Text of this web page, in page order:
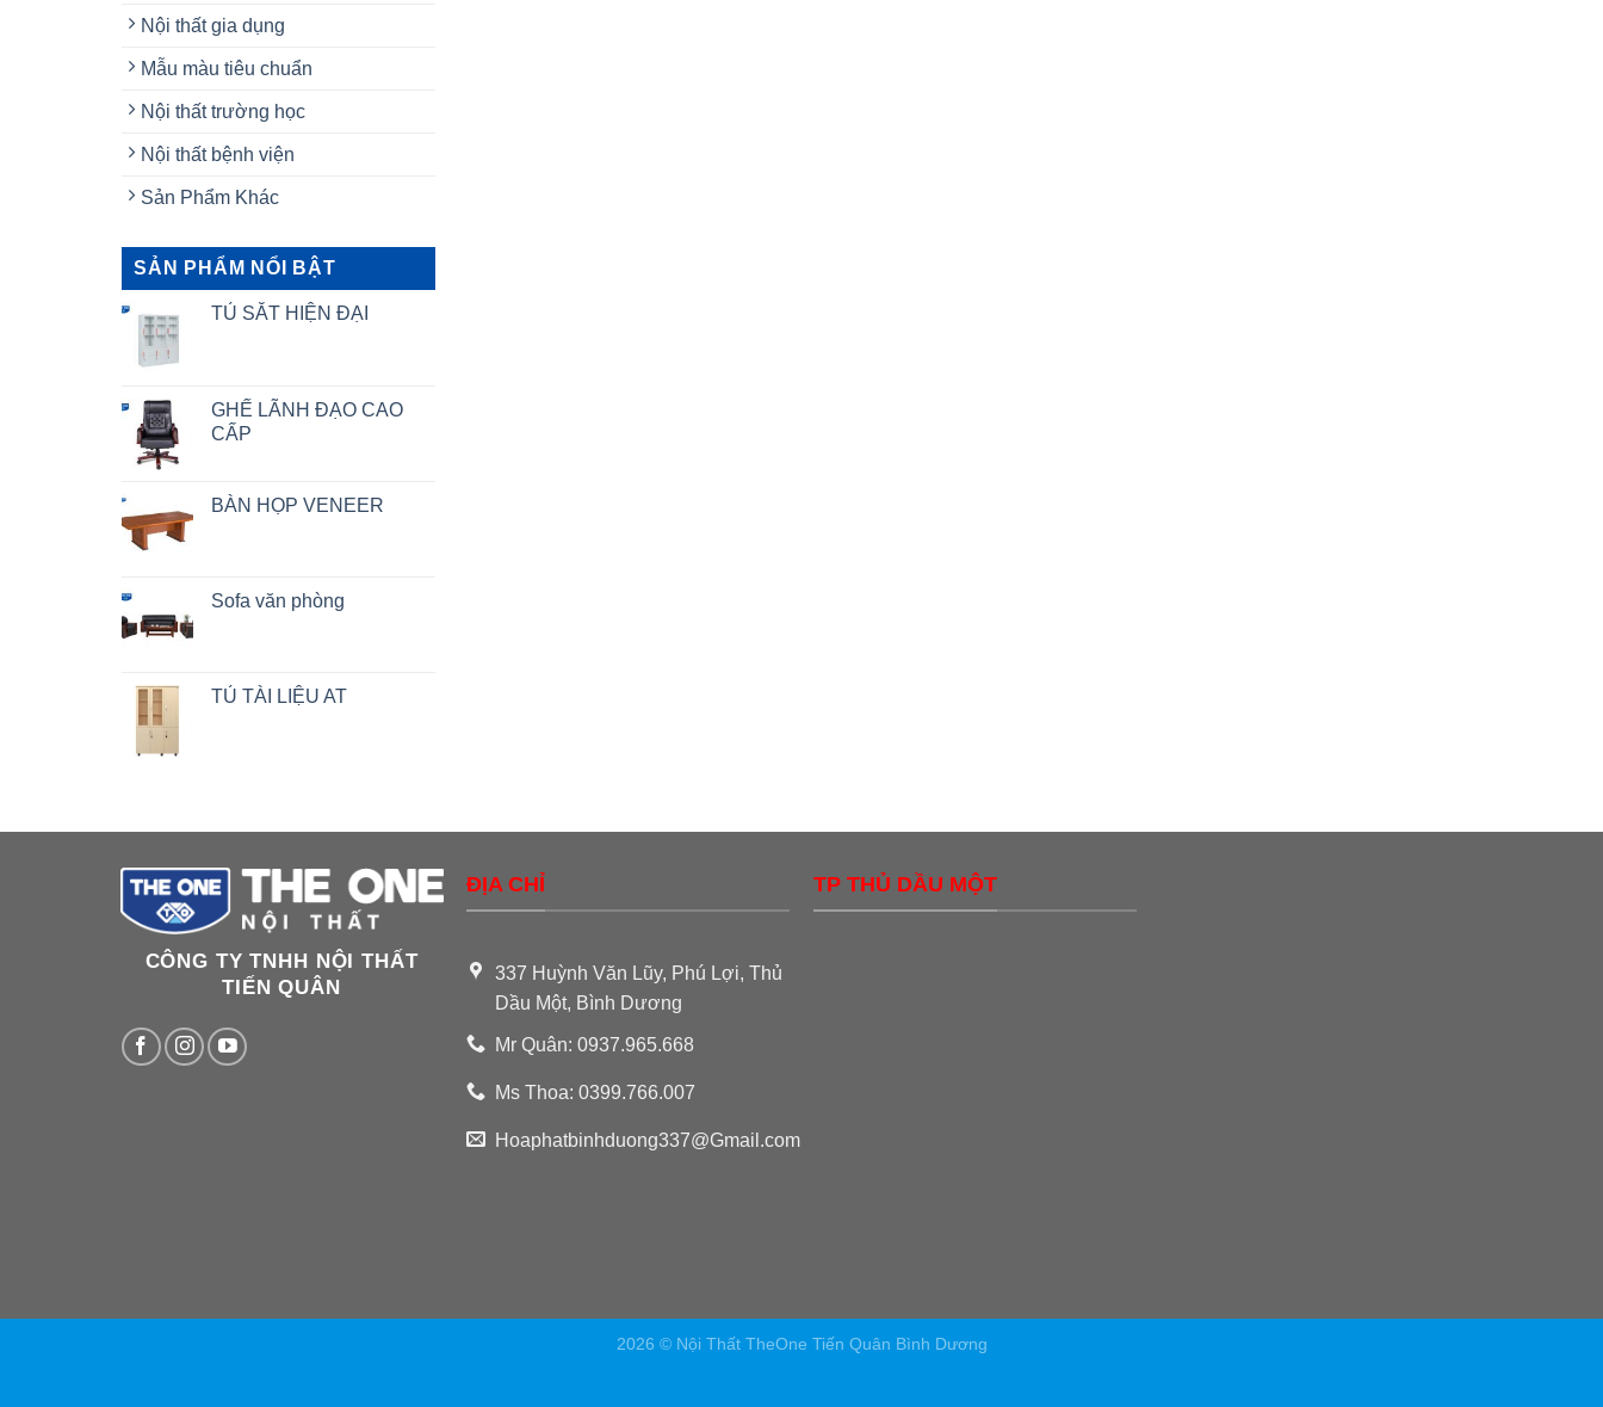
Nội thất gia dụng
Mẫu màu tiêu chuẩn
Nội thất trường học
Nội thất bệnh viện
Sản Phẩm Khác
SẢN PHẨM NỔI BẬT
TỦ SẮT HIỆN ĐẠI
GHẾ LÃNH ĐẠO CAO
CẤP
BÀN HỌP VENEER
Sofa văn phòng
TỦ TÀI LIỆU AT
CÔNG TY TNHH NỘI THẤT
TIẾN QUÂN
ĐỊA CHỈ
337 Huỳnh Văn Lũy, Phú Lợi, Thủ
Dầu Một, Bình Dương
Mr Quân: 0937.965.668
Ms Thoa: 0399.766.007
Hoaphatbinhduong337@Gmail.com
TP THỦ DẦU MỘT
2026 © Nội Thất TheOne Tiến Quân Bình Dương